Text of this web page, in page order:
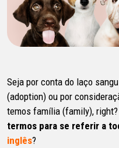
Seja por conta do laço
(adoption) ou por
temos família (family),
termos para se referir a
inglês?